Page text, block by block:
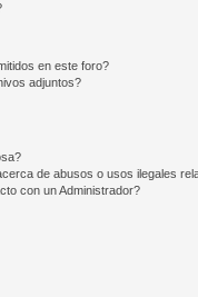
en este foro?
adjuntos?
de abusos o usos ilegales
con un Administrador?